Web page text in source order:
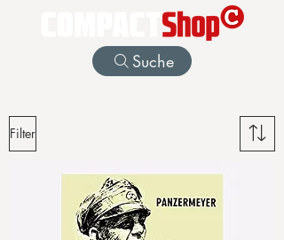
Suche
Filter